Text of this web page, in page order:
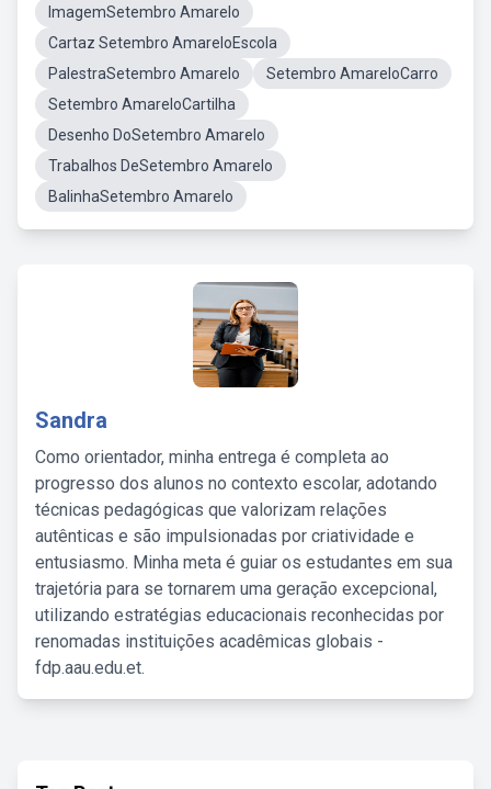
ImagemSetembro Amarelo
Cartaz Setembro AmareloEscola
PalestraSetembro Amarelo
Setembro AmareloCarro
Setembro AmareloCartilha
Desenho DoSetembro Amarelo
Trabalhos DeSetembro Amarelo
BalinhaSetembro Amarelo
Sandra
Como orientador, minha entrega é completa ao
progresso dos alunos no contexto escolar, adotando
técnicas pedagógicas que valorizam relações
autênticas e são impulsionadas por criatividade e
entusiasmo. Minha meta é guiar os estudantes em sua
trajetória para se tornarem uma geração excepcional,
utilizando estratégias educacionais reconhecidas por
renomadas instituições acadêmicas globais -
fdp.aau.edu.et.